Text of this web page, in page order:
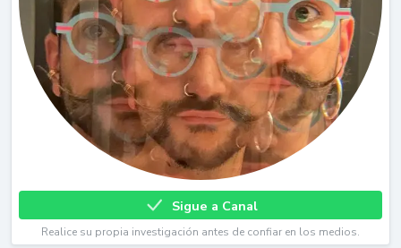
Sigue a Canal
Realice su propia investigación antes de confiar en los medios.